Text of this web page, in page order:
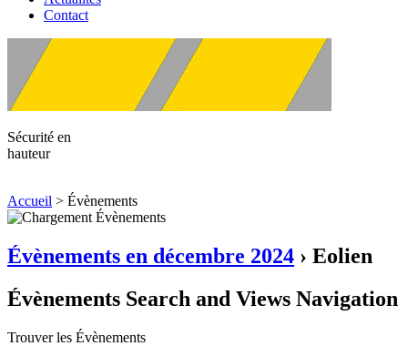
Contact
Sécurité en
hauteur
Accueil > Évènements
Évènements en décembre 2024 › Eolien
Évènements Search and Views Navigation
Trouver les Évènements